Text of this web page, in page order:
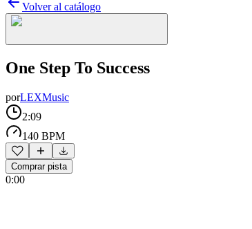
Volver al catálogo
One Step To Success
porLEXMusic
2:09
140 BPM
Comprar pista
0:00